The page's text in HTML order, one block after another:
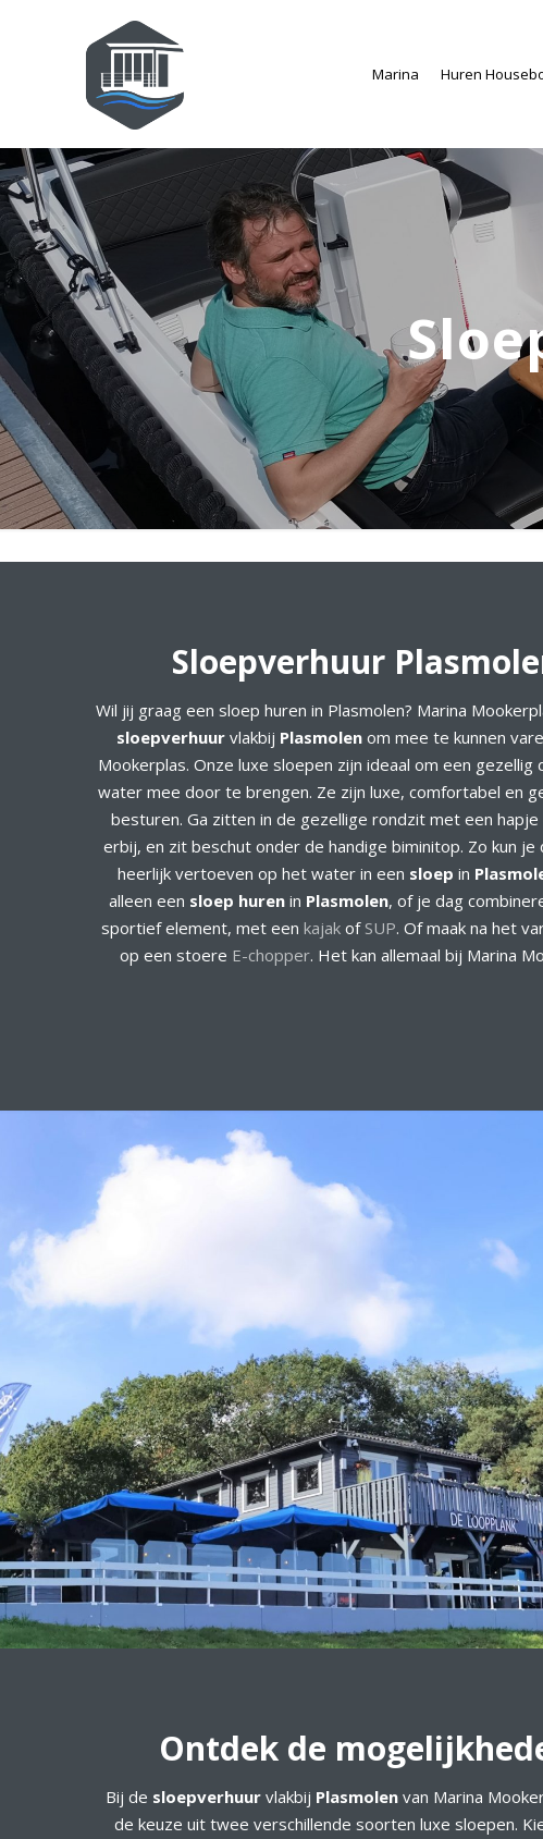
Marina Huren
Sloepverhuur
Wil jij graag een sloep huren in Plasmolen? Marina
sloepverhuur vlakbij Plasmolenom mee te kunnen
Mookerplas. Onze luxe sloepen zijn ideaal om een gezellig
water mee door te brengen. Ze zijn luxe, comfortabel en
besturen. Ga zitten in de gezellige rondzit met een hapje
erbij, en zit beschut onder de handige biminitop. Zo kun je
heerlijk vertoeven op het water in een sloep in
alleen een sloep huren in Plasmolen, of je dag
sportief element, met een kajakof SUP. Of maak na het
op een stoere E-chopper. Het kan allemaal bij Marina
Ontdek de
Bij de sloepverhuur vlakbij Plasmolen van Marina
de keuze uit twee verschillende soorten luxe sloepen.